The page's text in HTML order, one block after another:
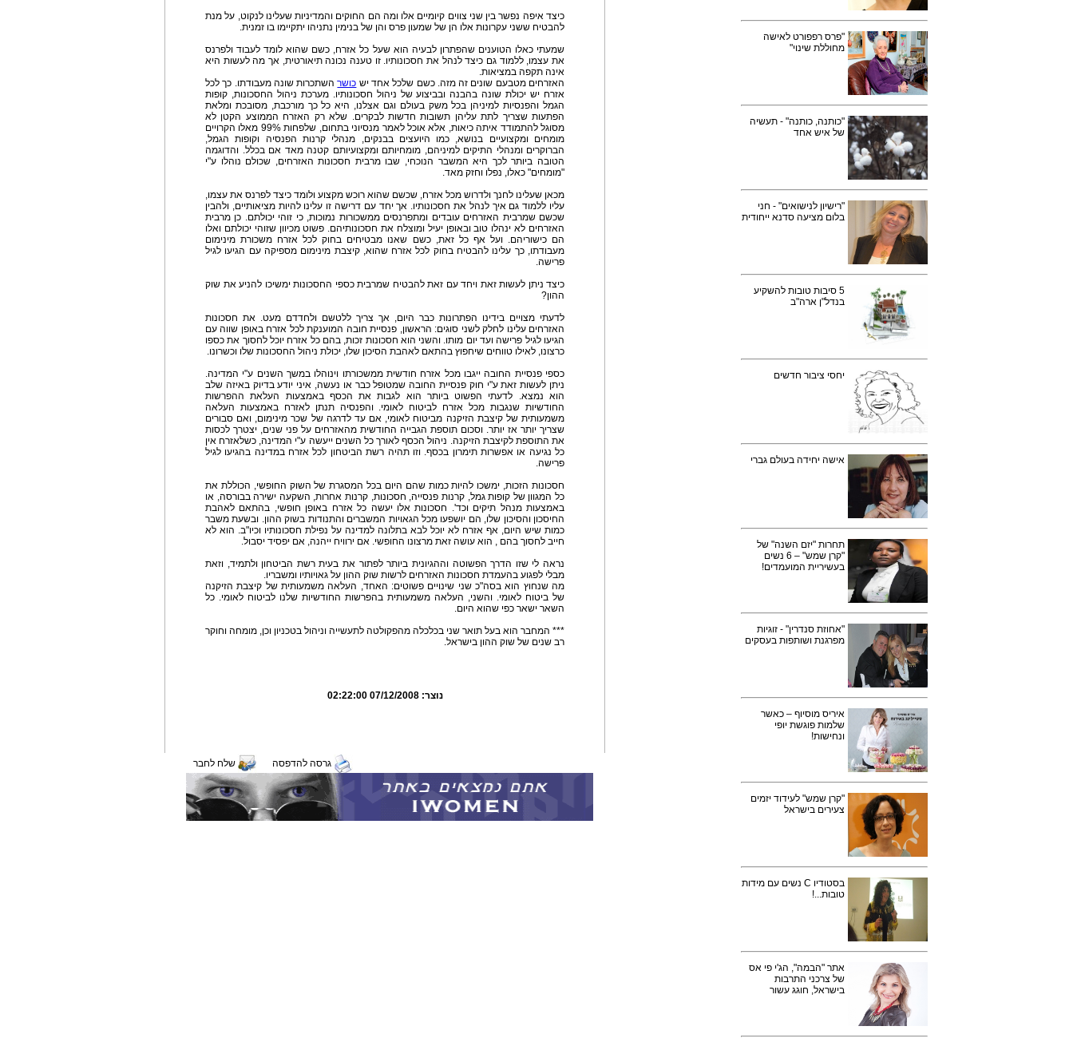
"פרס רפפורט לאישה
מחוללת שינוי"
"כותנה, כותנה" - תעשיה
של איש אחד
"רישיון לנישואים" - חני
בלום מציעה סדנא ייחודית
5 סיבות טובות להשקיע
בנדל"ן ארה"ב
יחסי ציבור חדשים
אישה יחידה בעולם גברי
תחרות "יזם השנה" של
"קרן שמש" – 6 נשים
בעשיריית המועמדים!
"אחוזת סנדרין" - זוגיות
מפרגנת ושותפות בעסקים
איריס מוסיוף – כאשר
שלמות פוגשת יופי
ונחישות!
"קרן שמש" לעידוד יזמים
צעירים בישראל
בסטודיו C נשים עם מידות
טובות...!
אתר "הבמה", הג'י פי אס
של צרכני התרבות
בישראל, חוגג עשור
כיצד איפה נפשר בין שני צווים קיומיים אלו ומה הם החוקים והמדיניות שעלינו לנקוט, על מנת
להבטיח ששני עקרונות אלו הן של שמעון פרס והן של בנימין נתניהו יתקיימו בו זמנית.
שמעתי כאלו הטוענים שהפתרון לבעיה הוא שעל כל אזרח, כשם שהוא לומד לעבוד ולפרנס
את עצמו, ללמוד גם כיצד לנהל את חסכונותיו. זו טענה נכונה תיאורטית, אך מה לעשות היא
אינה תקפה במציאות.
האזרחים מטבעם שונים זה מזה. כשם שלכל אחד יש כושרהשתכרות שונה מעבודתו. כך לכל
אזרח יש יכולת שונה בהבנה ובביצוע של ניהול חסכונותיו. מערכת ניהול החסכונות, קופות
הגמל והפנסיות למיניהן בכל משק בעולם וגם אצלנו, היא כל כך מורכבת, מסובכת ומלאת
הפתעות שצריך לתת עליהן תשובות חדשות לבקרים. שלא רק האזרח הממוצע הקטן לא
מסוגל להתמודד איתה כיאות, אלא אוכל לאמר מנסיוני בתחום, שלפחות 99% מאלו הקרויים
מומחים ומקצועיים בנושא, כמו היועצים בבנקים, מנהלי קרנות הפנסיה וקופות הגמל,
הברוקרים ומנהלי התיקים למיניהם, מומחיותם ומקצועיותם קטנה מאד אם בכלל. והדוגמה
הטובה ביותר לכך היא המשבר הנוכחי, שבו מרבית חסכונות האזרחים, שכולם נוהלו ע"י
"מומחים" כאלו, נפלו וחזק מאד.
מכאן שעלינו לחנך ולדרוש מכל אזרח, שכשם שהוא רוכש מקצוע ולומד כיצד לפרנס את עצמו,
עליו ללמוד גם איך לנהל את חסכונותיו. אך יחד עם דרישה זו עלינו להיות מציאותיים, ולהבין
שכשם שמרבית האזרחים עובדים ומתפרנסים ממשכורות נמוכות, כי זוהי יכולתם. כן מרבית
האזרחים לא ינהלו טוב ובאופן יעיל ומוצלח את חסכונותיהם. פשוט מכיוון שזוהי יכולתם ואלו
הם כישוריהם. ועל אף כל זאת, כשם שאנו מבטיחים בחוק לכל אזרח משכורת מינימום
מעבודתו, כך עלינו להבטיח בחוק לכל אזרח שהוא, קיצבת מינימום מספיקה עם הגיעו לגיל
פרישה.
כיצד ניתן לעשות זאת ויחד עם זאת להבטיח שמרבית כספי החסכונות ימשיכו להניע את שוק
ההון?
לדעתי מצויים בידינו הפתרונות כבר היום, אך צריך ללטשם ולחדדם מעט. את חסכונות
האזרחים עלינו לחלק לשני סוגים: הראשון, פנסיית חובה המוענקת לכל אזרח באופן שווה עם
הגיעו לגיל פרישה ועד יום מותו. והשני הוא חסכונות זכות, בהם כל אזרח יוכל לחסוך את כספו
כרצונו, לאילו טווחים שיחפוץ בהתאם לאהבת הסיכון שלו, יכולת ניהול החסכונות שלו וכשרונו.
כספי פנסיית החובה ייגבו מכל אזרח חודשית ממשכורתו וינוהלו במשך השנים ע"י המדינה.
ניתן לעשות זאת ע"י חוק פנסיית החובה שמטופל כבר או נעשה, איני יודע בדיוק באיזה שלב
הוא נמצא. לדעתי הפשוט ביותר הוא לגבות את הכסף באמצעות העלאת ההפרשות
החודשיות שנגבות מכל אזרח לביטוח לאומי. והפנסיה תנתן לאזרח באמצעות העלאה
משמעותית של קיצבת הזיקנה מביטוח לאומי, אם עד לדרגה של שכר מינימום, ואם סבורים
שצריך יותר אז יותר. וסכום תוספת הגבייה החודשית מהאזרחים על פני שנים, יצטרך לכסות
את התוספת לקיצבת הזיקנה. ניהול הכסף לאורך כל השנים ייעשה ע"י המדינה, כשלאזרח אין
כל נגיעה או אפשרות תימרון בכסף. וזו תהיה רשת הביטחון לכל אזרח במדינה בהגיעו לגיל
פרישה.
חסכונות הזכות, ימשכו להיות כמות שהם היום בכל המסגרת של השוק החופשי, הכוללת את
כל המגוון של קופות גמל, קרנות פנסייה, חסכונות, קרנות אחרות, השקעה ישירה בבורסה, או
באמצעות מנהל תיקים וכד'. חסכונות אלו יעשה כל אזרח באופן חופשי, בהתאם לאהבת
החיסכון והסיכון שלו, הם יושפעו מכל הגאויות המשברים והתנודות בשוק ההון. ובשעת משבר
כמות שיש היום, אף אזרח לא יוכל לבא בתלונה למדינה על נפילת חסכונותיו וכיו"ב. הוא לא
חייב לחסוך בהם , הוא עושה זאת מרצונו החופשי. אם ירוויח ייהנה, אם יפסיד יסבול.
נראה לי שזו הדרך הפשוטה וההגיונית ביותר לפתור את בעית רשת הביטחון ולתמיד, וזאת
מבלי לפגוע בהעמדת חסכונות האזרחים לרשות שוק ההון על גאויותיו ומשבריו.
מה שנחוץ הוא בסה"כ שני שינויים פשוטים: האחד, העלאה משמעותית של קיצבת הזיקנה
של ביטוח לאומי. והשני, העלאה משמעותית בהפרשות החודשיות שלנו לביטוח לאומי. כל
השאר ישאר כפי שהוא היום.
*** המחבר הוא בעל תואר שני בכלכלה מהפקולטה לתעשייה וניהול בטכניון וכן, מומחה וחוקר
רב שנים של שוק ההון בישראל.
נוצר:07/12/2008 02:22:00
גרסה להדפסה שלח לחבר